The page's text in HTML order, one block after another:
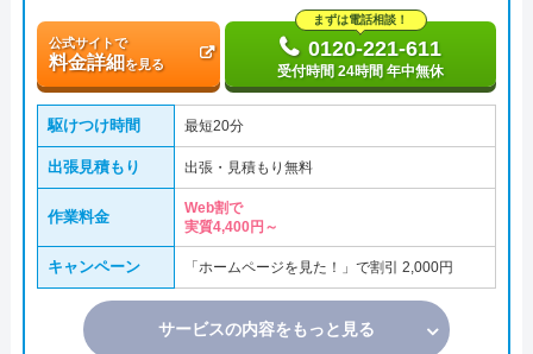
公式サイトで
料金詳細を見る
まずは電話相談！
0120-221-611
受付時間 24時間 年中無休
駆けつけ時間 最短20分
出張見積もり 出張・見積もり無料
作業料金
Web割で
実質4,400円～
キャンペーン 「ホームページを見た！」で割引 2,000円
サービスの内容をもっと見る